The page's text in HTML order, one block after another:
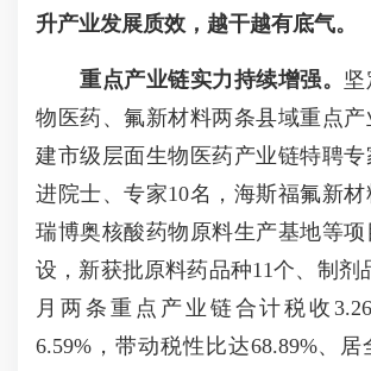
升产业发展质效，越干越有底气。
重点产业链实力持续增强。 坚
物医药、氟新材料两条县域重点产
建市级层面生物医药产业链特聘专
进院士、专家10名，海斯福氟新材
瑞博奥核酸药物原料生产基地等
设，新获批原料药品种11个、制剂
月两条重点产业链合计税收
6.59%，带动税性比达68.89%、